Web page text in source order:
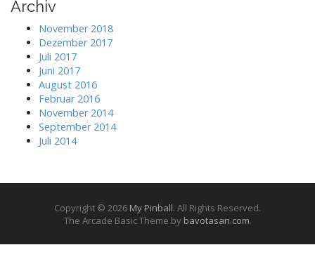
Archiv
November 2018
Dezember 2017
Juli 2017
Juni 2017
August 2016
Februar 2016
November 2014
September 2014
Juli 2014
Copyright © 2026 My Pinball. All Rights Reserved.
The Arcade Basic Theme by bavotasan.com.